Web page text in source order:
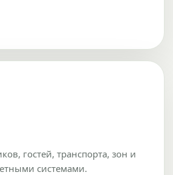
гостей, транспорта, зон и
системами.